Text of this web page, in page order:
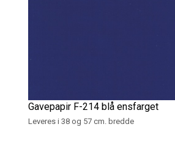
Gavepapir F-214 blå ensfarget
Leveres i 38 og 57 cm. bredde